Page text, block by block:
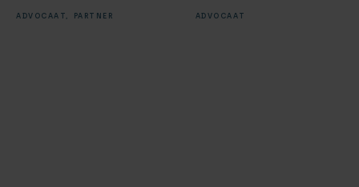
ADVOCAAT, PARTNER ADVOCAAT